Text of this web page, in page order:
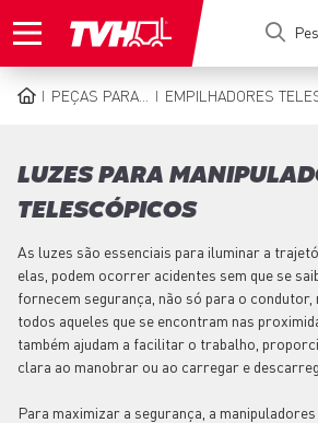
para
principalPEÇAS PARA... EMPILHADORES
LUZES PARA
TELESCÓPICOS
As luzes são essenciais para iluminar a
elas, podem ocorrer acidentes sem que se
fornecem segurança, não só para o condutor,
todos aqueles que se encontram nas
também ajudam a facilitar o trabalho,
clara ao manobrar ou ao carregar e
Para maximizar a segurança, a